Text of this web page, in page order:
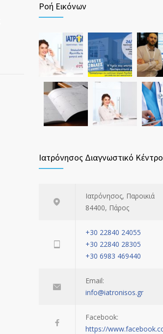
Ροή Εικόνων
Ιατρόνησος Διαγνωστικό Κέντρο
Ιατρόνησος, Παροικιά
84400, Πάρος
+30 22840 24055
+30 22840 28305
+30 6983 469440
Email:
info@iatronisos.gr
Facebook:
https://